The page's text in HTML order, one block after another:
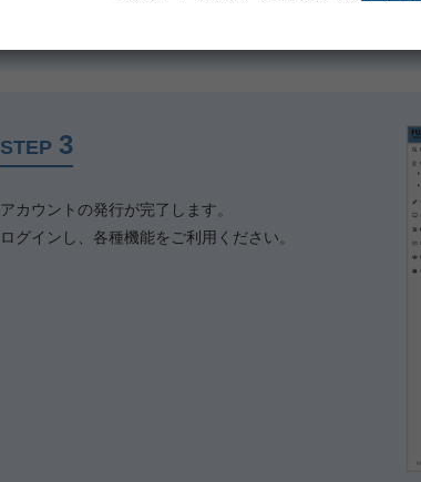
STEP 3
アカウントの発行が完了します。
ログインし、各種機能をご利用ください。